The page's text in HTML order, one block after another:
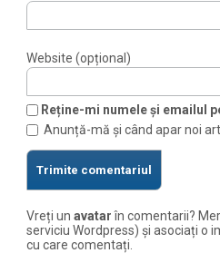
Website (opțional)
Reține-mi numele și emailul
Anunță-mă și când apar noi
Vreți unavatarîn comentarii?
serviciu Wordpress) și asociați o
cu care comentați.